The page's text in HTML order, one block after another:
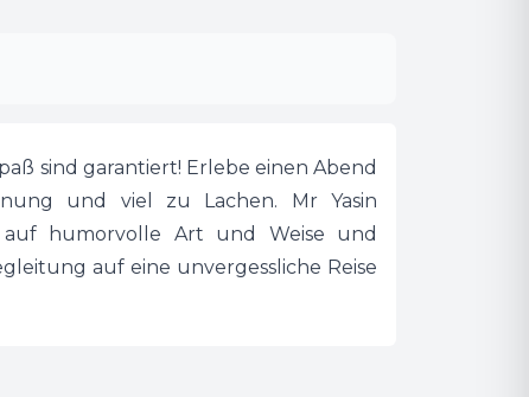
sind garantiert! Erlebe einen Abend
und viel zu Lachen. Mr Yasin
auf humorvolle Art und Weise und
auf eine unvergessliche Reise